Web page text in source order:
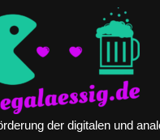
der digitalen und